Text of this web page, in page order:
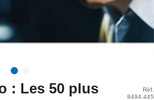
: Les 50 plus
Réf.
8494.445